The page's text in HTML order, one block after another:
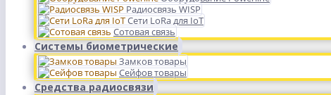
Радиосвязь WISP
Сети LoRa для IoT
Сотовая связь
Системы биометрические
Замков товары
Сейфов товары
Средства радиосвязи